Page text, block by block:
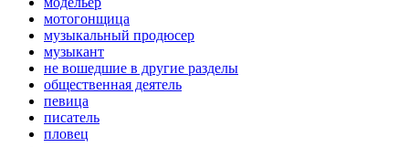
мотогонщица
музыкальный продюсер
музыкант
не вошедшие в другие разделы
общественная деятель
певица
писатель
пловец